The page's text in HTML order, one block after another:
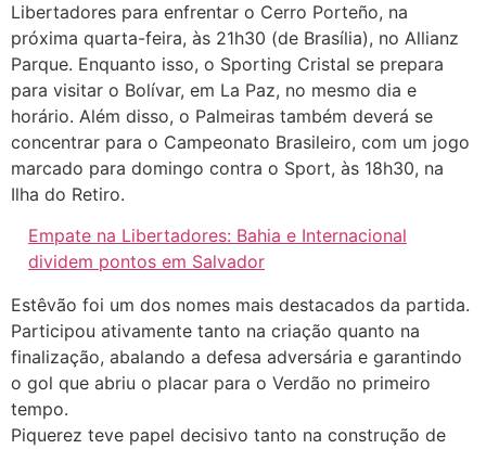
Libertadores para enfrentar o Cerro Porteño, na
próxima quarta-feira, às 21h30 (de Brasília), no Allianz
Parque. Enquanto isso, o Sporting Cristal se prepara
para visitar o Bolívar, em La Paz, no mesmo dia e
horário. Além disso, o Palmeiras também deverá se
concentrar para o Campeonato Brasileiro, com um jogo
marcado para domingo contra o Sport, às 18h30, na
Ilha do Retiro.
Empate na Libertadores: Bahia e Internacional
dividem pontos em Salvador
Estêvão foi um dos nomes mais destacados da partida.
Participou ativamente tanto na criação quanto na
finalização, abalando a defesa adversária e garantindo
o gol que abriu o placar para o Verdão no primeiro
tempo.
Piquerez teve papel decisivo tanto na construção de